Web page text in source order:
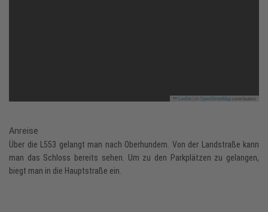
Leaflet OpenStreetMapcontributors
Anreise
Über die L553 gelangt man nach Oberhundem. Von der Landstraße kann
man das Schloss bereits sehen. Um zu den Parkplätzen zu gelangen,
biegt man in die Hauptstraße ein.